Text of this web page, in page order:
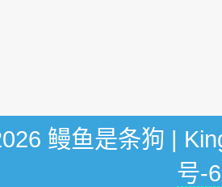
鳗鱼是条狗 |
号-